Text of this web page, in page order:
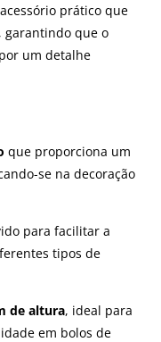
prático que
garantindo que o
um detalhe
que proporciona um
se na decoração
para facilitar a
tipos de
de altura, ideal para
em bolos de